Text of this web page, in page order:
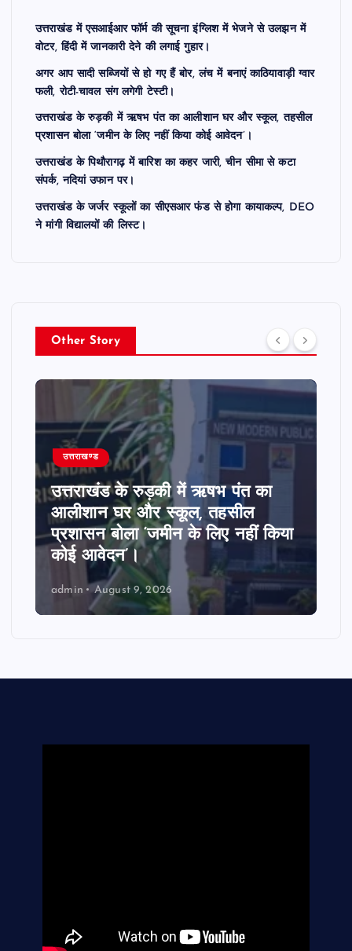
उत्तराखंड में एसआईआर फॉर्म की सूचना इंग्लिश में भेजने से उलझन में
वोटर, हिंदी में जानकारी देने की लगाई गुहार।
अगर आप सादी सब्जियों से हो गए हैं बोर, लंच में बनाएं काठियावाड़ी ग्वार
फली, रोटी-चावल संग लगेगी टेस्टी।
उत्तराखंड के रुड़की में ऋषभ पंत का आलीशान घर और स्कूल, तहसील
प्रशासन बोला ‘जमीन के लिए नहीं किया कोई आवेदन’।
उत्तराखंड के पिथौरागढ़ में बारिश का कहर जारी, चीन सीमा से कटा
संपर्क, नदियां उफान पर।
उत्तराखंड के जर्जर स्कूलों का सीएसआर फंड से होगा कायाकल्प, DEO
ने मांगी विद्यालयों की लिस्ट।
Other Story
उत्तराखंड के पिथौरागढ़ में बारिश का
कहर जारी, चीन सीमा से कटा संपर्क,
नदियां उफान पर।
admin August 9, 2026